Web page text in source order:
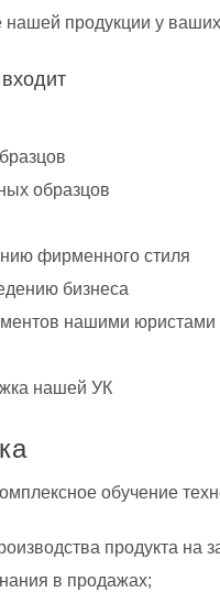
нашей продукции у
образцов
фирменного стиля
бизнеса
нашими юристами
нашей УК
обучение
продукта на
в продажах;